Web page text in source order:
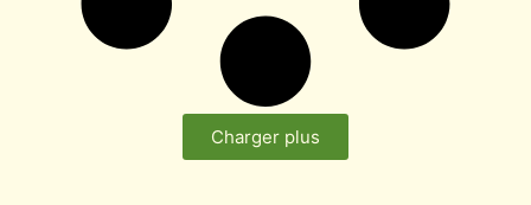
Charger plus